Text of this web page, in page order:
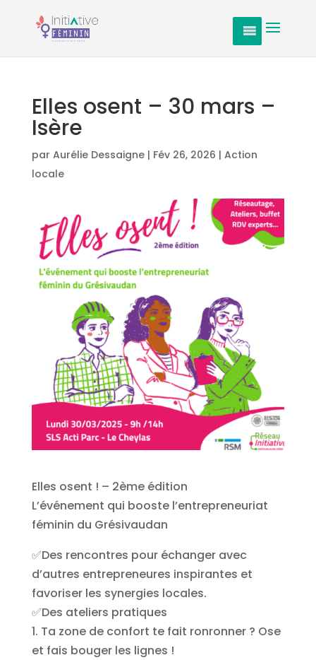
Elles osent – 30 mars –
Isère
par Aurélie Dessaigne| Fév 26, 2026 | Action
locale
Elles osent ! – 2ème édition
L’événement qui booste l’entrepreneuriat
féminin du Grésivaudan
✅Des rencontres pour échanger avec
d’autres entrepreneures inspirantes et
favoriser les synergies locales.
✅Des ateliers pratiques
1. Ta zone de confort te fait ronronner ? Ose
et fais bouger les lignes !